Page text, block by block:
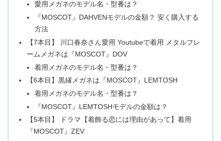
愛用メガネのモデル名・型番は？
『MOSCOT』DAHVENモデルの金額？ 安く購入する
方法
【7本目】 川口春奈さん愛用 Youtubeで着用 メタルフレ
ームメガネは『MOSCOT』DOV
着用メガネのモデル名・型番は？
【6本目】黒縁メガネは『MOSCOT』LEMTOSH
着用メガネのモデル名・型番は？
『MOSCOT』LEMTOSHモデルの金額は？
【5本目】 ドラマ【着飾る恋には理由があって】着用
『MOSCOT』ZEV